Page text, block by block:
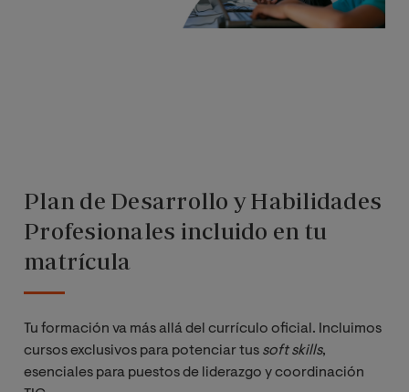
Plan de Desarrollo y Habilidades
Profesionales incluido en tu
matrícula
Tu formación va más allá del currículo oficial. Incluimos
cursos exclusivos para potenciar tus soft skills,
esenciales para puestos de liderazgo y coordinación